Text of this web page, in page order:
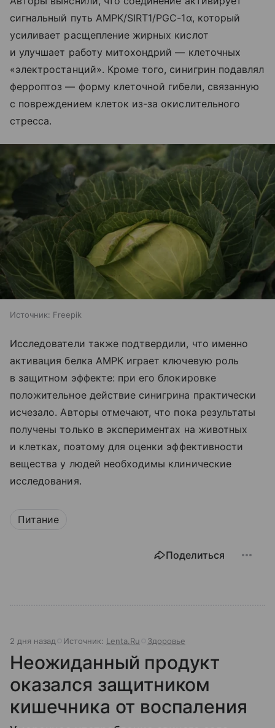
сигнальный путь AMPK/SIRT1/PGC-1α, который
усиливает расщепление жирных кислот
и улучшает работу митохондрий — клеточных
«электростанций». Кроме того, синигрин подавлял
ферроптоз — форму клеточной гибели, связанную
с повреждением клеток из-за окислительного
стресса.
Источник: Freepik
Исследователи также подтвердили, что именно
активация белка AMPK играет ключевую роль
в защитном эффекте: при его блокировке
положительное действие синигрина практически
исчезало. Авторы отмечают, что пока результаты
получены только в экспериментах на животных
и клетках, поэтому для оценки эффективности
вещества у людей необходимы клинические
исследования.
Питание
Поделиться
2 дня назад Источник: Lenta.Ru Здоровье
Неожиданный продукт
оказался защитником
кишечника от воспаления